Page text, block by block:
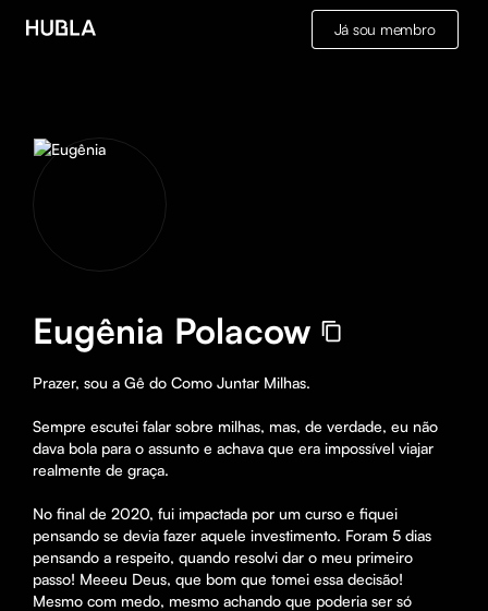
Já sou membro
Eugênia Polacow
Prazer, sou a Gê do Como Juntar Milhas.
Sempre escutei falar sobre milhas, mas, de verdade, eu não
dava bola para o assunto e achava que era impossível viajar
realmente de graça.
No final de 2020, fui impactada por um curso e fiquei
pensando se devia fazer aquele investimento. Foram 5 dias
pensando a respeito, quando resolvi dar o meu primeiro
passo! Meeeu Deus, que bom que tomei essa decisão!
Mesmo com medo, mesmo achando que poderia ser só